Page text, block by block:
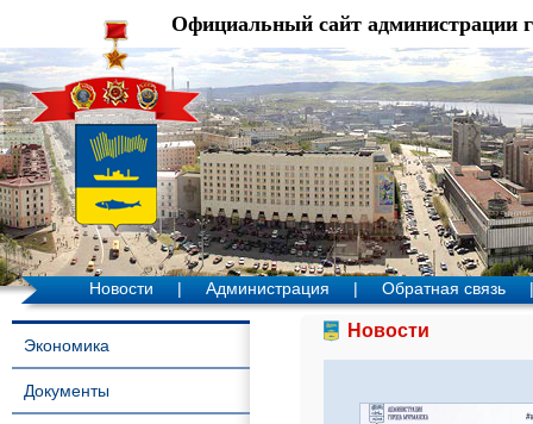
Официальный сайт администрации
Новости | Администрация | Обратная связь |
Экономика
Документы
Новости